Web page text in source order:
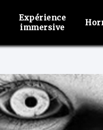
Expérience
immersive